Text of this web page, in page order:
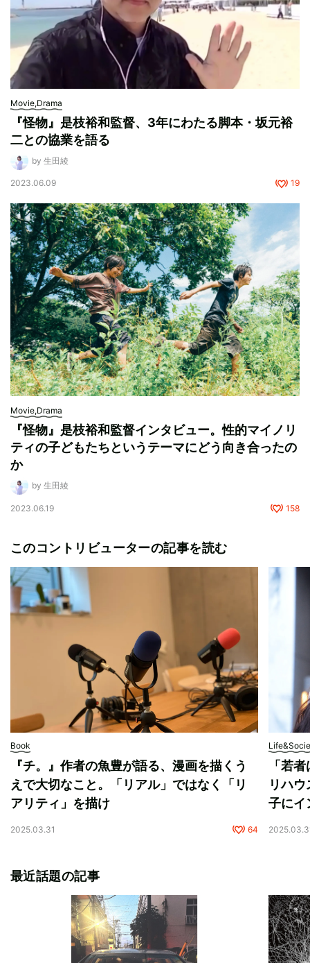
Movie,Drama
『怪物』是枝裕和監督、3年にわたる脚本・坂元裕
二との協業を語る
by 生田綾
2023.06.09 19
Movie,Drama
『怪物』是枝裕和監督インタビュー。性的マイノリ
ティの子どもたちというテーマにどう向き合ったの
か
by 生田綾
2023.06.19 158
このコントリビューターの記事を読む
Book
『チ。』作者の魚豊が語る、漫画を描くう
えで大切なこと。「リアル」ではなく「リ
アリティ」を描け
2025.03.31 64
「若
リハ
子にイ
最近話題の記事